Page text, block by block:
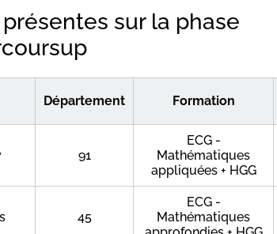
sur la phase
Département Formation
91
ECG -
Mathématiques
appliquées + HGG
45
ECG -
Mathématiques